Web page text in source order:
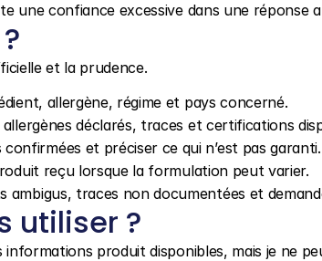
une confiance excessive dans une réponse
et la prudence.
allergène, régime et pays concerné.
déclarés, traces et certifications
et préciser ce qui n’est pas garanti.
reçu lorsque la formulation peut varier.
ambigus, traces non documentées et
utiliser ?
produit disponibles, mais je ne